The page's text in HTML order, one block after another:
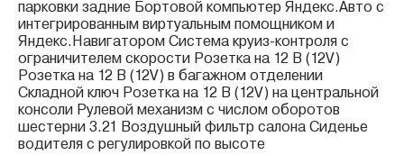
парковки задние Бортовой компьютер Яндекс.Авто с
интегрированным виртуальным помощником и
Яндекс.Навигатором Система круиз-контроля с
ограничителем скорости Розетка на 12 В (12V)
Розетка на 12 В (12V) в багажном отделении
Складной ключ Розетка на 12 В (12V) на центральной
консоли Рулевой механизм с числом оборотов
шестерни 3.21 Воздушный фильтр салона Сиденье
водителя с регулировкой по высоте